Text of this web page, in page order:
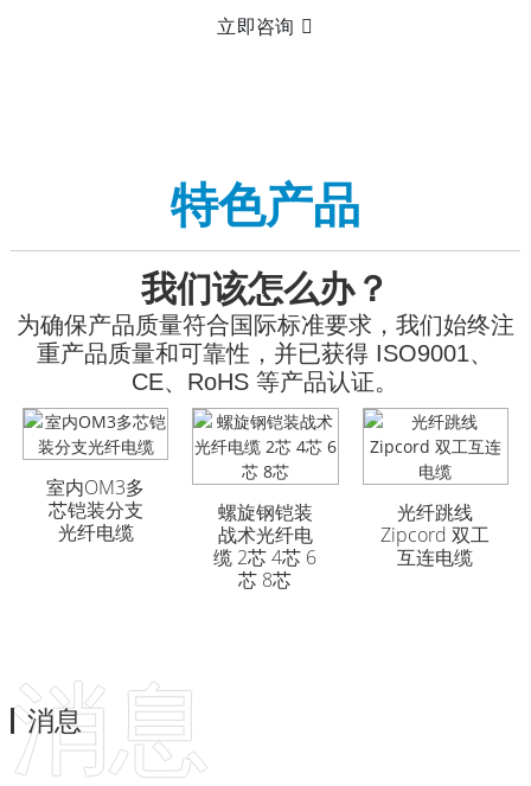
立即咨询
特色产品
我们该怎么办？
为确保产品质量符合国际标准要求，我们始终注
重产品质量和可靠性，并已获得 ISO9001、
CE、RoHS 等产品认证。
室内OM3多
芯铠装分支
光纤电缆
螺旋钢铠装
战术光纤电
缆 2芯 4芯 6
芯 8芯
光纤跳线
Zipcord 双工
互连电缆
GYFTA53 铠装室外光
缆 96芯
GYFTA53 铠装室外光
缆 96芯
消息
消息